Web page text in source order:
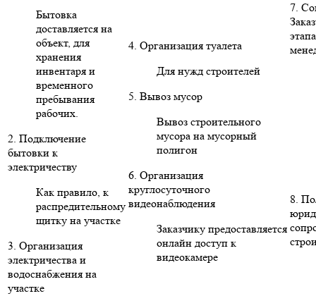
Бытовка
доставляется на
объект, для
хранения
инвентаря и
временного
пребывания
рабочих.
2. Подключение
бытовки к
электричеству
Как правило, к
распредительному
щитку на участке
3. Организация
электричества и
водоснабжения на
участке
4. Организация туалета
Для нужд строителей
5. Вывоз мусор
Вывоз строительного
мусора на мусорный
полигон
6. Организация
круглосуточного
видеонаблюдения
Заказчику предоставляется
онлайн доступ к
видеокамере
7.
8.